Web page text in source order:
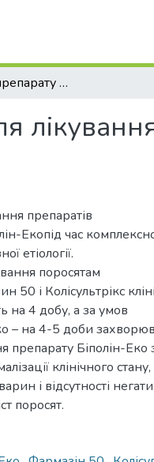
Застосування препарату Біполін-Еко для лікування поросят за гастроентеритів незаразної етіології
препаратів
Екопід час
етіології.
поросятам
і Колісультрікс
на 4 добу, а за умов
– на 4-5 доби
препарату Біполін-Еко
клінічного стану,
і відсутності
поросят.